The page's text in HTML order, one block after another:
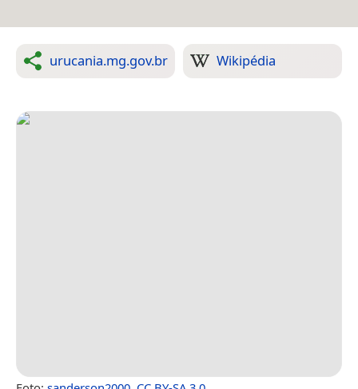
urucania.mg.gov.br Wikipédia